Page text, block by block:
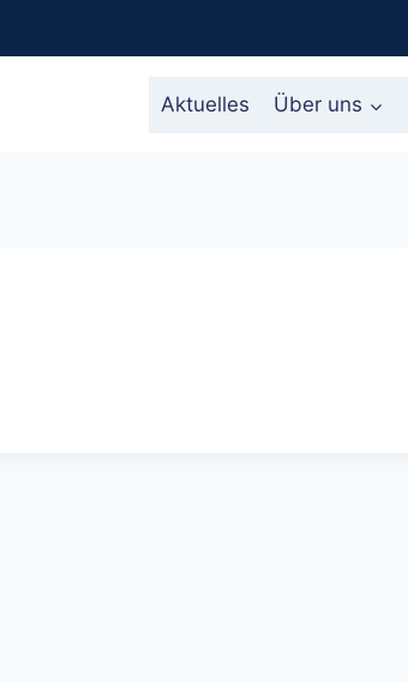
Aktuelles Über uns